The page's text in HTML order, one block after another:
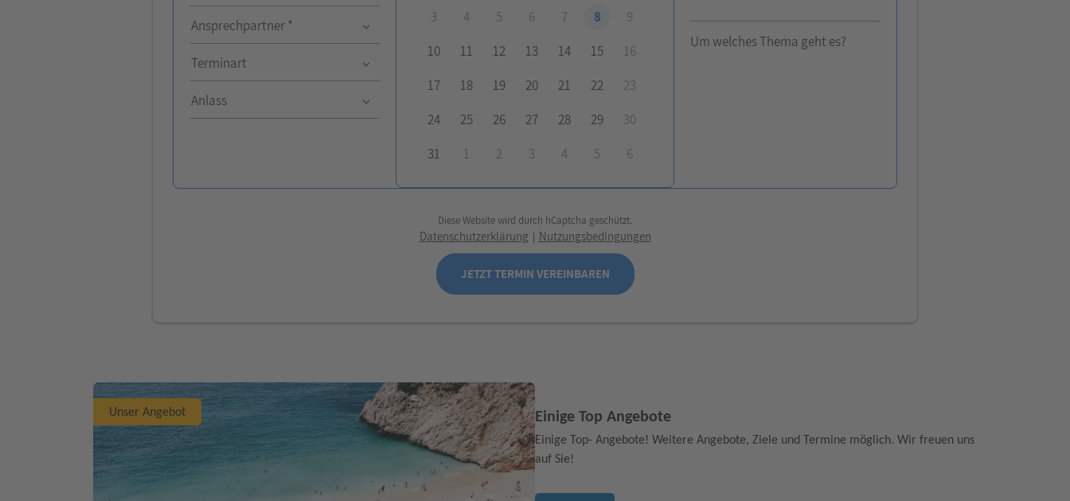
Ansprechpartner *
Terminart
Anlass
3
4 5 6 7 8
9
10
11 12 13 14 15
16
17
18 19 20 21 22
23
24
25 26 27 28 29
30
31
1 2 3 4 5 6
Um welches Thema geht es?
Diese Website wird durch hCaptcha geschützt.
Datenschutzerklärung | Nutzungsbedingungen
JETZT TERMIN VEREINBAREN
Unser Angebot Einige Top Angebote
Einige Top- Angebote! Weitere Angebote, Ziele und Termine möglich. Wir freuen uns
auf Sie!